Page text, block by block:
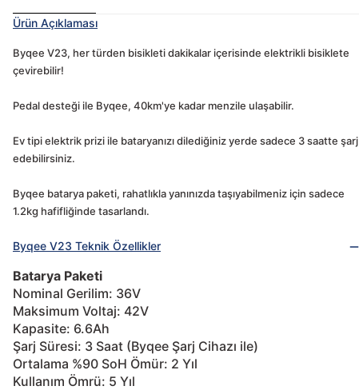
Ürün Açıklaması
Byqee V23, her türden bisikleti dakikalar içerisinde elektrikli bisiklete
çevirebilir!
Pedal desteği ile Byqee, 40km'ye kadar menzile ulaşabilir.
Ev tipi elektrik prizi ile bataryanızı dilediğiniz yerde sadece 3 saatte şarj
edebilirsiniz.
Byqee batarya paketi, rahatlıkla yanınızda taşıyabilmeniz için sadece
1.2kg hafifliğinde tasarlandı.
Byqee V23 Teknik Özellikler
Batarya Paketi
Nominal Gerilim: 36V
Maksimum Voltaj: 42V
Kapasite: 6.6Ah
Şarj Süresi: 3 Saat (Byqee Şarj Cihazı ile)
Ortalama %90 SoH Ömür: 2 Yıl
Kullanım Ömrü: 5 Yıl